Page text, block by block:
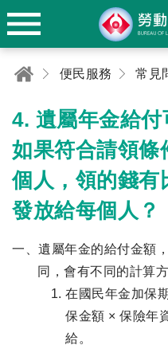
便民服務 常見
4. 遺屬年金給付
如果符合請領條
個人，領的錢有
發放給每個人？
一、遺屬年金的給付金額
同，會有不同的計算方
在國民年金加保
保金額 × 保險年
給。